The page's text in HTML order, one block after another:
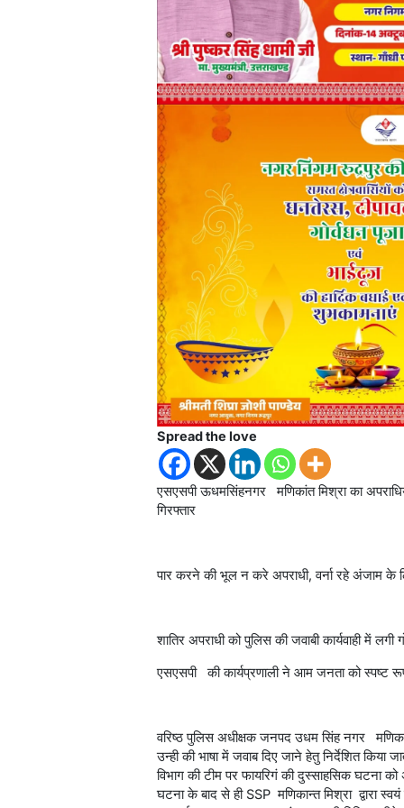
Spread the love
एसएसपी ऊधमसिंहनगर मणिकांत मिश्रा का
गिरफ्तार
पार करने की भूल न करे अपराधी, वर्ना रहे अंजाम के
शातिर अपराधी को पुलिस की जवाबी कार्यवाही में लगी
एसएसपी की कार्यप्रणाली ने आम जनता को स्पष्ट
वरिष्ठ पुलिस अधीक्षक जनपद उधम सिंह नगर
उन्ही की भाषा में जवाब दिए जाने हेतु निर्देशित किया
विभाग की टीम पर फायरिगं की दुस्साहसिक घटना
घटना के बाद से ही SSP मणिकान्त मिश्रा द्वारा